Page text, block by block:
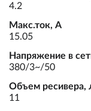
4.2
Макс.ток, А
15.05
Напряжение в
380/3~/50
Объем ресивера,
11